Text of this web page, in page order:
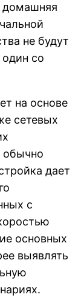
домашняя
не будут
со
на основе
сетевых
обычно
дает
с
основных
выявлять